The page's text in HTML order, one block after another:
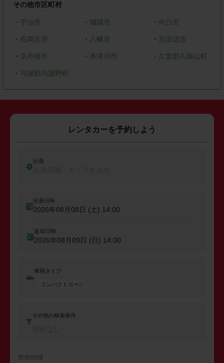
その他市区町村
・ 宇治市 ・ 城陽市 ・ 向日市
・ 長岡京市 ・ 八幡市 ・ 京田辺市
・ 京丹後市 ・ 木津川市 ・ 久世郡久御山町
・ 与謝郡与謝野町
レンタカーを予約しよう
出発
出発日時
2026年08月08日 (土) 14:00
返却日時
2026年08月09日 (日) 14:00
車両タイプ
コンパクトカー
その他の検索条件
禁煙/喫煙